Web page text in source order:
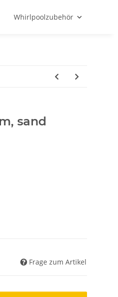
Whirlpoolzubehör
sand
Frage zum Artikel